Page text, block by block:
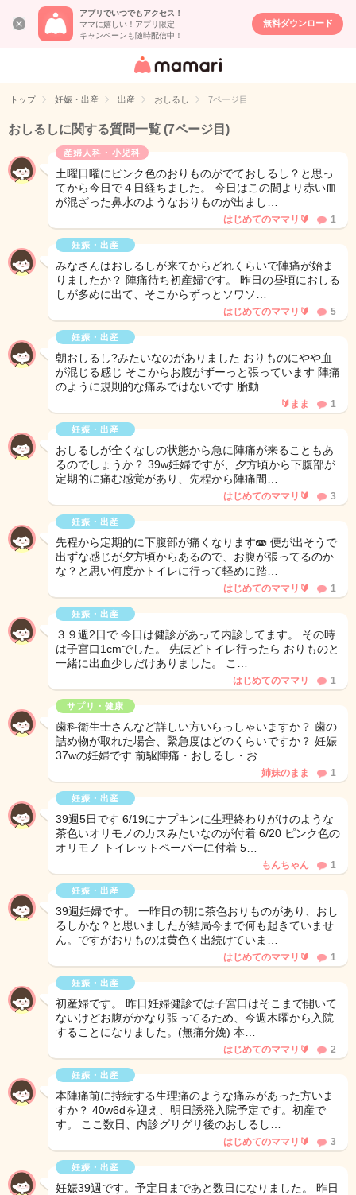
アプリでいつでもアクセス！
ママに嬉しい！アプリ限定
キャンペーンも随時配信中！
無料ダウンロード
女性専用匿名QA
イト
トップ 妊娠・出産 出産 おしるし 7ページ目
おしるしに関する質問一覧 (7ページ目)
産婦人科・小児科
土曜日曜にピンク色のおりものがでておしるし？と思っ
てから今日で４日経ちました。 今日はこの間より赤い血
が混ざった鼻水のようなおりものが出まし…
はじめてのママリ🔰 1
妊娠・出産
みなさんはおしるしが来てからどれくらいで陣痛が始ま
りましたか？ 陣痛待ち初産婦です。 昨日の昼頃におしる
しが多めに出て、そこからずっとソワソ…
はじめてのママリ🔰 5
妊娠・出産
朝おしるし?みたいなのがありました おりものにやや血
が混じる感じ そこからお腹がずーっと張っています 陣痛
のように規則的な痛みではないです 胎動…
🔰まま 1
妊娠・出産
おしるしが全くなしの状態から急に陣痛が来ることもあ
るのでしょうか？ 39w妊婦ですが、夕方頃から下腹部が
定期的に痛む感覚があり、先程から陣痛間…
はじめてのママリ🔰 3
妊娠・出産
先程から定期的に下腹部が痛くなります🫨 便が出そうで
出ずな感じが夕方頃からあるので、お腹が張ってるのか
な？と思い何度かトイレに行って軽めに踏…
はじめてのママリ🔰 1
妊娠・出産
３９週2日で 今日は健診があって内診してます。 その時
は子宮口1cmでした。 先ほどトイレ行ったら おりものと
一緒に出血少しだけありました。 こ…
はじめてのママリ 1
サプリ・健康
歯科衛生士さんなど詳しい方いらっしゃいますか？ 歯の
詰め物が取れた場合、緊急度はどのくらいですか？ 妊娠
37wの妊婦です 前駆陣痛・おしるし・お…
姉妹のまま 1
妊娠・出産
39週5日です 6/19にナプキンに生理終わりがけのような
茶色いオリモノのカスみたいなのが付着 6/20 ピンク色の
オリモノ トイレットペーパーに付着 5…
もんちゃん 1
妊娠・出産
39週妊婦です。 一昨日の朝に茶色おりものがあり、おし
るしかな？と思いましたが結局今まで何も起きていませ
ん。ですがおりものは黄色く出続けていま…
はじめてのママリ🔰 1
妊娠・出産
初産婦です。 昨日妊婦健診では子宮口はそこまで開いて
ないけどお腹がかなり張ってるため、今週木曜から入院
することになりました。(無痛分娩) 本…
はじめてのママリ🔰 2
妊娠・出産
本陣痛前に持続する生理痛のような痛みがあった方いま
すか？ 40w6dを迎え、明日誘発入院予定です。初産で
す。 ここ数日、内診グリグリ後のおしるし…
はじめてのママリ🔰 3
妊娠・出産
妊娠39週です。予定日まであと数日になりました。 昨日